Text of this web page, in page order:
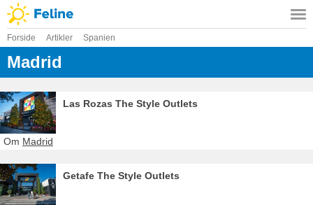
Forside Artikler Spanien
Madrid
Las Rozas The Style Outlets
Om Madrid
Getafe The Style Outlets